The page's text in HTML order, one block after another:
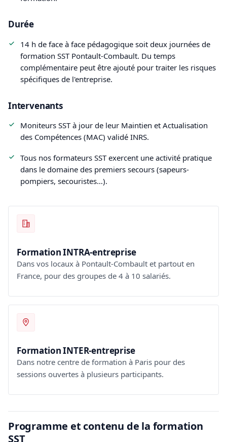
Durée
14 h de face à face pédagogique soit deux journées de
formation SST Pontault-Combault. Du temps
complémentaire peut être ajouté pour traiter les risques
spécifiques de l'entreprise.
Intervenants
Moniteurs SST à jour de leur Maintien et Actualisation
des Compétences (MAC) validé INRS.
Tous nos formateurs SST exercent une activité pratique
dans le domaine des premiers secours (sapeurs-
pompiers, secouristes…).
Formation INTRA-entreprise
Dans vos locaux à Pontault-Combault et partout en
France, pour des groupes de 4 à 10 salariés.
Formation INTER-entreprise
Dans notre centre de formation à Paris pour des
sessions ouvertes à plusieurs participants.
Programme et contenu de la formation
SST